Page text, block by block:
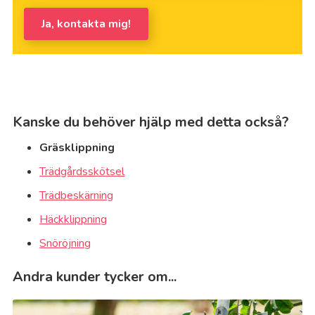
Ja, kontakta mig!
Kanske du behöver hjälp med detta också?
Gräsklippning
Trädgårdsskötsel
Trädbeskärning
Häckklippning
Snöröjning
Andra kunder tycker om...